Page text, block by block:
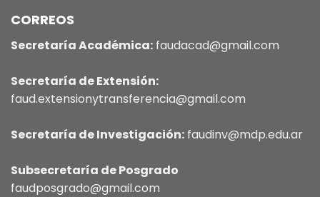
CORREOS
Secretaría Académica: faudacad@gmail.com
Secretaría de Extensión:
faud.extensionytransferencia@gmail.com
Secretaría de Investigación: faudinv@mdp.edu.ar
Subsecretaría de Posgrado
faudposgrado@gmail.com